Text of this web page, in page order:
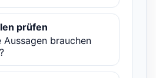
prüfen
Aussagen brauchen